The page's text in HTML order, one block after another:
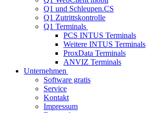
Q1 und Schleupen.CS
Q1 Zutrittskontrolle
Q1 Terminals
PCS INTUS Terminals
Weitere INTUS Terminals
ProxData Terminals
ANVIZ Terminals
Unternehmen
Software gratis
Service
Kontakt
Impressum